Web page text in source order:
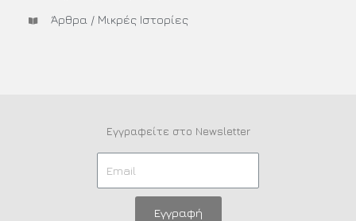
Άρθρα / Μικρές Ιστορίες
Εγγραφείτε στο Newsletter
Εγγραφή